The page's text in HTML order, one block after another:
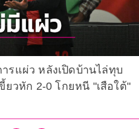
รแผ่ว หลังเปิดบ้านไล่ทุบ
ยวหัก 2-0 โกยหนี "เสือใต้"